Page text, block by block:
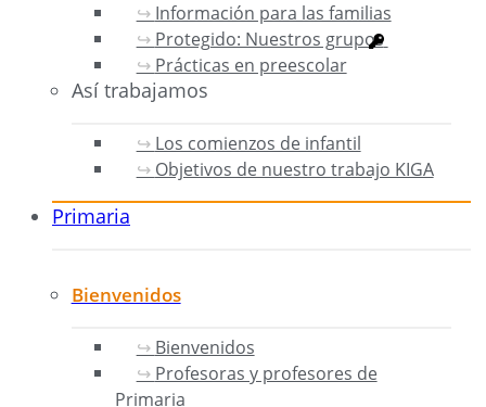
Información para las familias
Protegido: Nuestros grupos
Prácticas en preescolar
Así trabajamos
Los comienzos de infantil
Objetivos de nuestro trabajo KIGA
Primaria
Bienvenidos
Bienvenidos
Profesoras y profesores de
Primaria